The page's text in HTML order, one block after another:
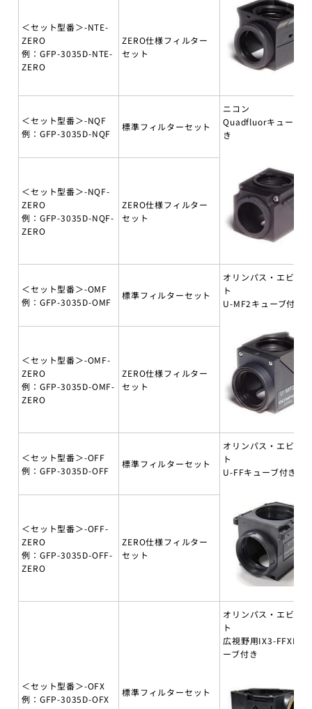
＜セット型番＞-NTE-
ZERO
例：GFP-3035D-NTE-
ZERO
ZERO仕様フィルター
セット
＜セット型番＞-NQF
例：GFP-3035D-NQF
標準フィルターセット
ニコン
Quadfluorキューブ付
き
＜セット型番＞-NQF-
ZERO
例：GFP-3035D-NQF-
ZERO
ZERO仕様フィルター
セット
＜セット型番＞-OMF
例：GFP-3035D-OMF
標準フィルターセット
オリンパス・エビデン
ト
U-MF2キューブ付き
＜セット型番＞-OMF-
ZERO
例：GFP-3035D-OMF-
ZERO
ZERO仕様フィルター
セット
＜セット型番＞-OFF
例：GFP-3035D-OFF
標準フィルターセット
オリンパス・エビデン
ト
U-FFキューブ付き
＜セット型番＞-OFF-
ZERO
例：GFP-3035D-OFF-
ZERO
ZERO仕様フィルター
セット
＜セット型番＞-OFX
例：GFP-3035D-OFX
標準フィルターセット
オリンパス・エビデン
ト
広視野用IX3-FFXLキ
ーブ付き